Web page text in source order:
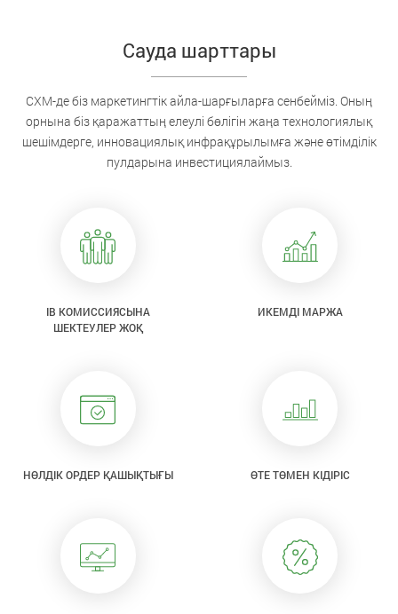
Сауда шарттары
CXM-де біз маркетингтік айла-шарғыларға сенбейміз. Оның
орнына біз қаражаттың елеулі бөлігін жаңа технологиялық
шешімдерге, инновациялық инфрақұрылымға және өтімділік
пулдарына инвестициялаймыз.
IB КОМИССИЯСЫНА
ШЕКТЕУЛЕР ЖОҚ
ИКЕМДІ МАРЖА
НӨЛДІК ОРДЕР ҚАШЫҚТЫҒЫ ӨТЕ ТӨМЕН КІДІРІС